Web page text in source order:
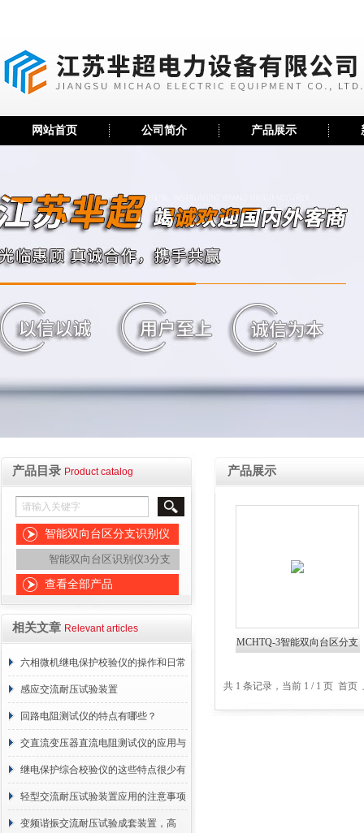
网站首页 公司简介 产品展示
产品目录 Product catalog
智能双向台区分支识别仪
智能双向台区识别仪3分支
查看全部产品
相关文章 Relevant articles
六相微机继电保护校验仪的操作和日常
维护
感应交流耐压试验装置
回路电阻测试仪的特点有哪些？
交直流变压器直流电阻测试仪的应用与
价值分析
继电保护综合校验仪的这些特点很少有
人都知道
轻型交流耐压试验装置应用的注意事项
变频谐振交流耐压试验成套装置，高
产品展示
MCHTQ-3智能双向台区分支
共 1 条记录，当前 1 / 1 页 首